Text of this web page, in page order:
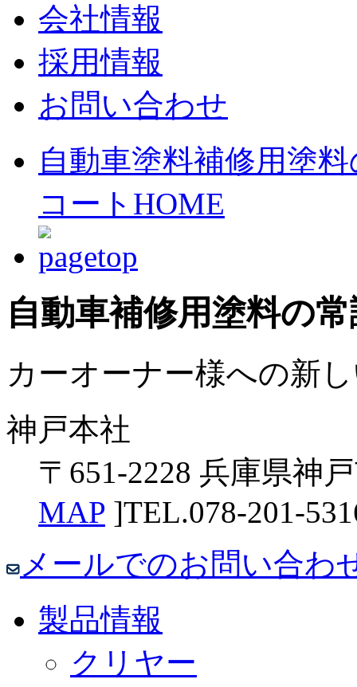
会社情報
採用情報
お問い合わせ
自動車塗料補修用塗
コートHOME
自動車補修用塗料の
カーオーナー様への新
神戸本社
〒651-2228 兵庫県神
MAP ]TEL.078-201-
メールでのお問い合わ
製品情報
クリヤー